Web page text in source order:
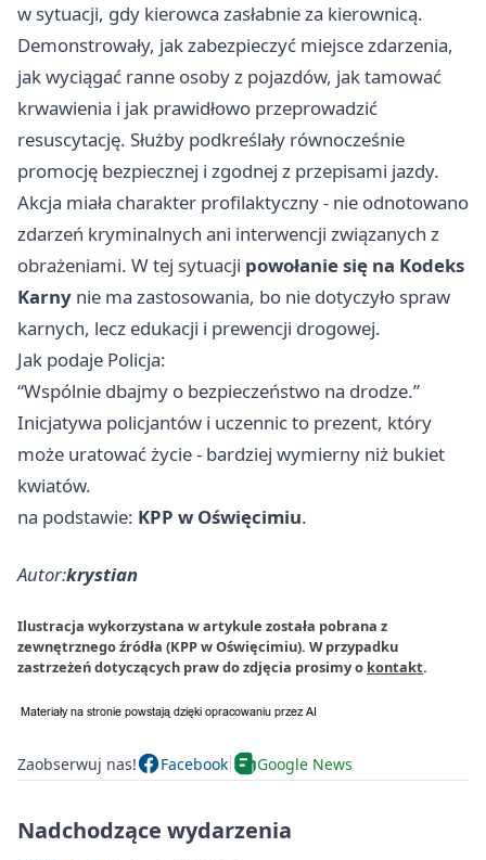
w sytuacji, gdy kierowca zasłabnie za kierownicą.
Demonstrowały, jak zabezpieczyć miejsce zdarzenia,
jak wyciągać ranne osoby z pojazdów, jak tamować
krwawienia i jak prawidłowo przeprowadzić
resuscytację. Służby podkreślały równocześnie
promocję bezpiecznej i zgodnej z przepisami jazdy.
Akcja miała charakter profilaktyczny - nie odnotowano
zdarzeń kryminalnych ani interwencji związanych z
obrażeniami. W tej sytuacji powołanie się na Kodeks
Karny nie ma zastosowania, bo nie dotyczyło spraw
karnych, lecz edukacji i prewencji drogowej.
Jak podaje Policja:
“Wspólnie dbajmy o bezpieczeństwo na drodze.”
Inicjatywa policjantów i uczennic to prezent, który
może uratować życie - bardziej wymierny niż bukiet
kwiatów.
na podstawie: KPP w Oświęcimiu.
Autor:krystian
Ilustracja wykorzystana w artykule została pobrana z
zewnętrznego źródła (KPP w Oświęcimiu). W przypadku
zastrzeżeń dotyczących praw do zdjęcia prosimy o kontakt.
Zaobserwuj nas! Facebook Google News
Nadchodzące wydarzenia